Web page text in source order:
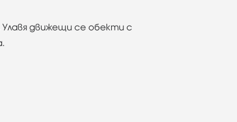
Улавя движещи се обекти с